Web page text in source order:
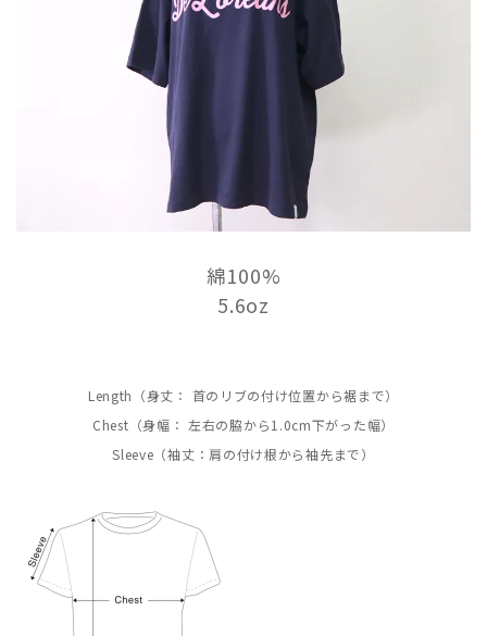
綿100%
5.6oz
Length（身丈： 首のリブの付け位置から裾まで）
Chest（身幅： 左右の脇から1.0cm下がった幅）
Sleeve（袖丈：肩の付け根から袖先まで）